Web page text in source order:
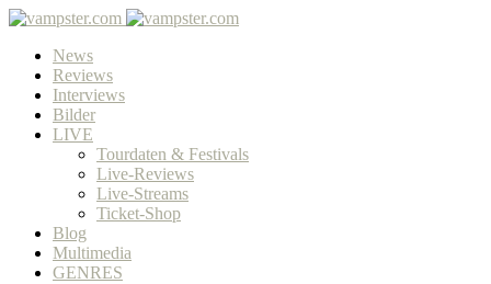
News
Reviews
Interviews
Bilder
LIVE
Tourdaten & Festivals
Live-Reviews
Live-Streams
Ticket-Shop
Blog
Multimedia
GENRES